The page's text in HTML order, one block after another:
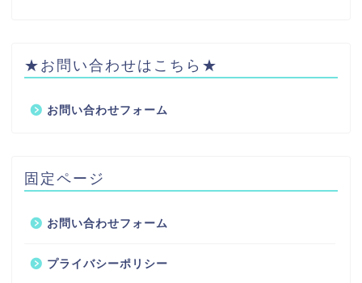
★お問い合わせはこちら★
お問い合わせフォーム
固定ページ
お問い合わせフォーム
プライバシーポリシー